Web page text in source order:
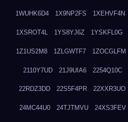
1WUHK6D4 1X9NP2FS 1XEHVF4N
1XSROT4L 1YS8YJ6Z 1YSKFL0G
1Z1US2M8 1ZLGWTF7 1ZOCGLFM
2110Y7UD 21J9UIA6 2254Q10C
22RDZ3DD 22S5F4PR 22XXR3UO
24MC44U0 24TJTMVU 24XS3FEV